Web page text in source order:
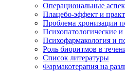
Операциональные
Плацебо-эффект и
Проблема хронизации
Психопатологические
Психофармакология и
Роль биоритмов в
Список литературы
Фармакотерапия на